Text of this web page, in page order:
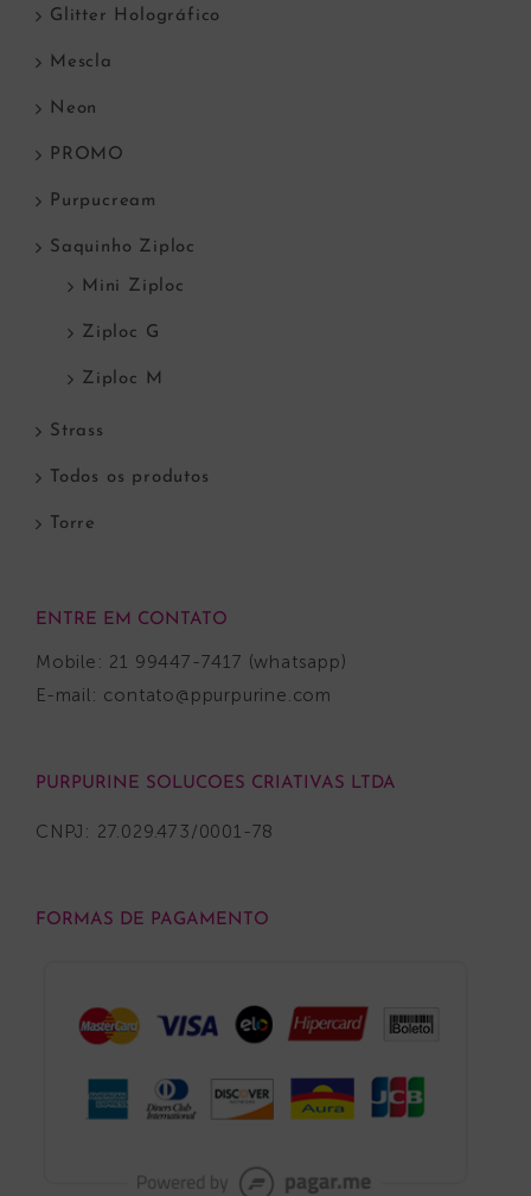
Glitter Holográfico
Mescla
Neon
PROMO
Purpucream
Saquinho Ziploc
Mini Ziploc
Ziploc G
Ziploc M
Strass
Todos os produtos
Torre
ENTRE EM CONTATO
Mobile: 21 99447-7417 (whatsapp)
E-mail: contato@ppurpurine.com
PURPURINE SOLUCOES CRIATIVAS LTDA
CNPJ: 27.029.473/0001-78
FORMAS DE PAGAMENTO